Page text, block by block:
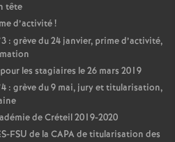
tête
d’activité!
: grève du 24 janvier, prime d’activité,
les stagiaires le 26 mars 2019
: grève du 9 mai, jury et titularisation,
de Créteil 2019-2020
-FSU de la CAPAde titularisation des